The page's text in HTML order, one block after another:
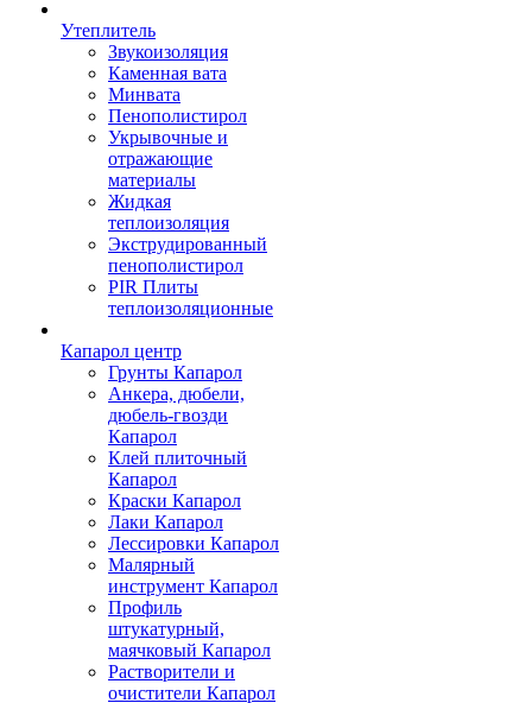
Утеплитель
Звукоизоляция
Каменная вата
Минвата
Пенополистирол
Укрывочные и
отражающие
материалы
Жидкая
теплоизоляция
Экструдированный
пенополистирол
PIR Плиты
теплоизоляционные
Капарол центр
Грунты Капарол
Анкера, дюбели,
дюбель-гвозди
Капарол
Клей плиточный
Капарол
Краски Капарол
Лаки Капарол
Лессировки Капарол
Малярный
инструмент Капарол
Профиль
штукатурный,
маячковый Капарол
Растворители и
очистители Капарол